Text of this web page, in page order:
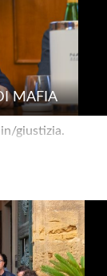
MAFIA
giustizia.